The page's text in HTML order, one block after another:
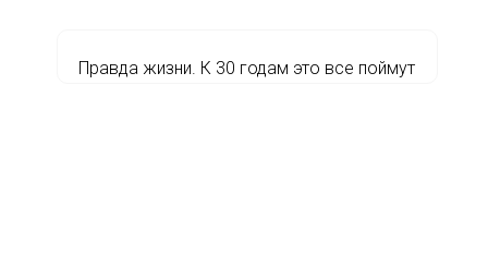
Правда жизни. К 30 годам это все поймут